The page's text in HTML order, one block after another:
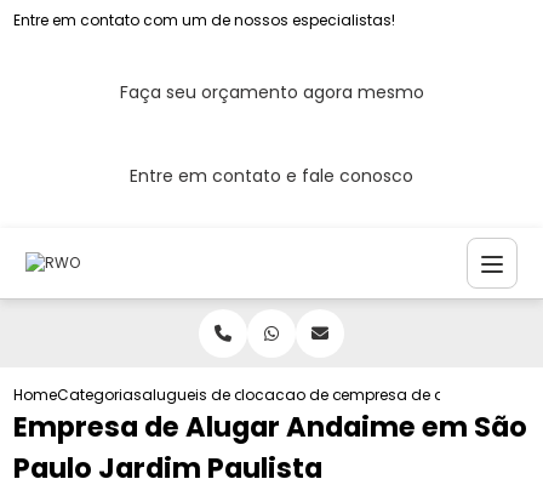
Entre em contato com um de nossos especialistas!
Faça seu orçamento agora mesmo
Entre em contato e fale conosco
HomeCategoriasalugueis de andaimeslocacao de andaimeempresa de alugar
Empresa de Alugar Andaime em São
Paulo Jardim Paulista